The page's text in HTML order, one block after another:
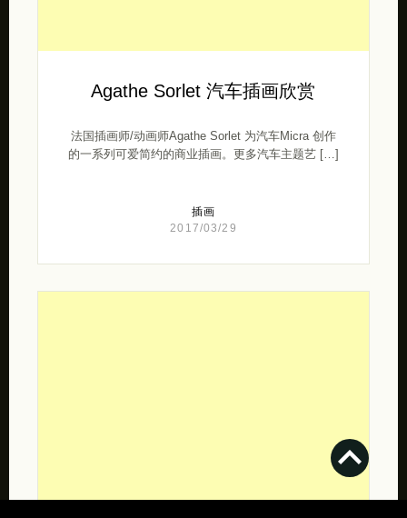
Agathe Sorlet 汽车插画欣赏
法国插画师/动画师Agathe Sorlet 为汽车Micra 创作
的一系列可爱简约的商业插画。更多汽车主题艺 […]
插画
2017/03/29